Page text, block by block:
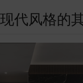
现代风格的